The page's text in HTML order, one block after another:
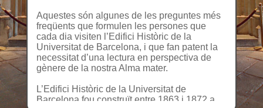
Aquestes són algunes de les preguntes més
freqüents que formulen les persones que
cada dia visiten l’Edifici Històric de la
Universitat de Barcelona, i que fan patent la
necessitat d’una lectura en perspectiva de
gènere de la nostra Alma mater.
L’Edifici Històric de la Universitat de
Barcelona fou construït entre 1863 i 1872 a